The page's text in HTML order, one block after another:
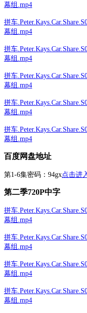
幕组.mp4
拼车
幕组.mp4
拼车
幕组.mp4
拼车
幕组.mp4
拼车
幕组.mp4
拼车
幕组.mp4
百度网盘地址
第1-6集密码：94gx点击进
第二季720P中字
拼车
幕组.mp4
拼车
幕组.mp4
拼车
幕组.mp4
拼车
幕组.mp4